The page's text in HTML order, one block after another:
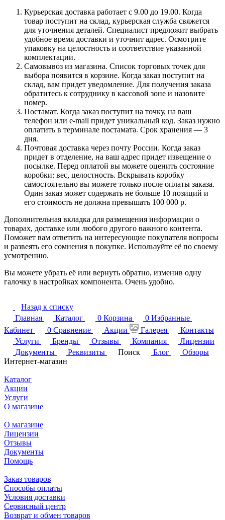
Курьерская доставка работает с 9.00 до 19.00. Когда
товар поступит на склад, курьерская служба свяжется
для уточнения деталей. Специалист предложит выбрать
удобное время доставки и уточнит адрес. Осмотрите
упаковку на целостность и соответствие указанной
комплектации.
Самовывоз из магазина. Список торговых точек для
выбора появится в корзине. Когда заказ поступит на
склад, вам придет уведомление. Для получения заказа
обратитесь к сотруднику в кассовой зоне и назовите
номер.
Постамат. Когда заказ поступит на точку, на ваш
телефон или e-mail придет уникальный код. Заказ нужно
оплатить в терминале постамата. Срок хранения — 3
дня.
Почтовая доставка через почту России. Когда заказ
придет в отделение, на ваш адрес придет извещение о
посылке. Перед оплатой вы можете оценить состояние
коробки: вес, целостность. Вскрывать коробку
самостоятельно вы можете только после оплаты заказа.
Один заказ может содержать не больше 10 позиций и
его стоимость не должна превышать 100 000 р.
Дополнительная вкладка для размещения информации о
товарах, доставке или любого другого важного контента.
Поможет вам ответить на интересующие покупателя вопросы
и развеять его сомнения в покупке. Используйте её по своему
усмотрению.
Вы можете убрать её или вернуть обратно, изменив одну
галочку в настройках компонента. Очень удобно.
Назад к списку
Главная
Каталог 0 Корзина 0 Избранные
Кабинет
0 Сравнение Акции Галерея
Контакты
Услуги
Бренды Отзывы Компания
Лицензии
Документы
Реквизиты Поиск Блог
Обзоры
Интернет-магазин
Каталог
Акции
Услуги
О магазине
О магазине
Лицензии
Отзывы
Документы
Помощь
Заказ товаров
Способы оплаты
Условия доставки
Сервисный центр
Возврат и обмен товаров